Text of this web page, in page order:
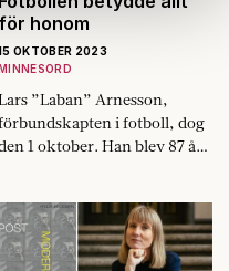
tjänster.
personuppgifter
för honom
OKTOBER 2023
”Laban” Arnesson,
i fotboll, dog
1 oktober. Han blev 87 år